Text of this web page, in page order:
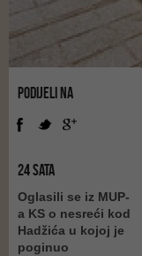
PODIJELI NA
24 SATA
Oglasili se iz MUP-
a KS o nesreći kod
Hadžića u kojoj je
poginuo